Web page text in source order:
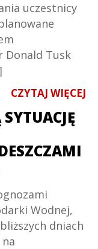
uczestnicy
Donald Tusk
CZYTAJ WIĘCEJ
Wodnej,
dniach